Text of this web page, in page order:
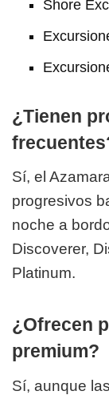
Shore
¿Tienen
Sí, el
progresivos
noche a
Discoverer,
Platinum.
¿Ofrecen
premium?
Sí, aunque